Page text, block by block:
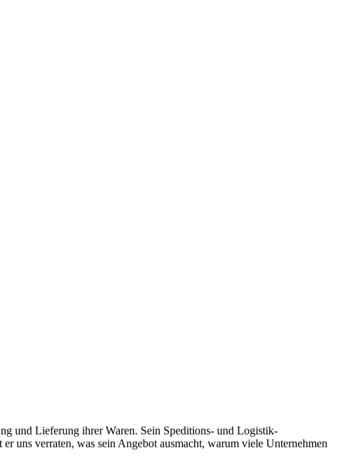
und Lieferung ihrer Waren. Sein Speditions- und Logistik-
uns verraten, was sein Angebot ausmacht, warum viele Unternehmen